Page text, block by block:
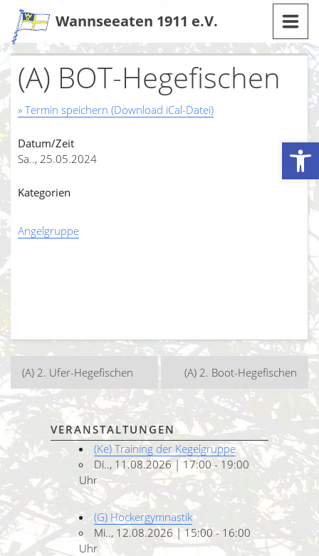
Werkzeugleiste öffnen
Zum
Inhalt
Wannseeaten 1911 e.V.
(A) BOT-Hegefischen
» Termin speichern (Download iCal-Datei)
Datum/Zeit
Sa.., 25.05.2024
Kategorien
Angelgruppe
Beitragsnavigation
(A) 2. Ufer-Hegefischen (A) 2. Boot-Hegefischen
VERANSTALTUNGEN
(Ke) Training der Kegelgruppe
Di.., 11.08.2026 | 17:00 - 19:00
Uhr
(G) Hockergymnastik
Mi.., 12.08.2026 | 15:00 - 16:00
Uhr